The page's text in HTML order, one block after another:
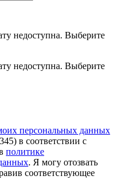
недоступна. Выберите
недоступна. Выберите
персональных данных
в соответствии с
политике
. Я могу отозвать
соответствующее